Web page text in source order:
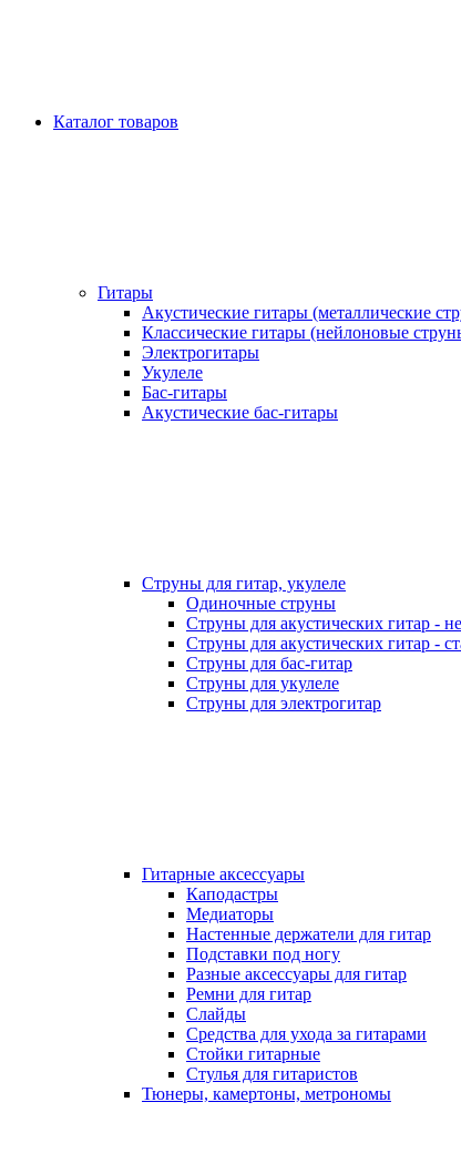
Каталог товаров
Гитары
Акустические гитары (металлические
Классические гитары (нейлоновые
Электрогитары
Укулеле
Бас-гитары
Акустические бас-гитары
Струны для гитар, укулеле
Одиночные струны
Струны для акустических гитар -
Струны для акустических гитар -
Струны для бас-гитар
Струны для укулеле
Струны для электрогитар
Гитарные аксессуары
Каподастры
Медиаторы
Настенные держатели для гитар
Подставки под ногу
Разные аксессуары для гитар
Ремни для гитар
Слайды
Средства для ухода за гитарами
Стойки гитарные
Стулья для гитаристов
Тюнеры, камертоны, метрономы